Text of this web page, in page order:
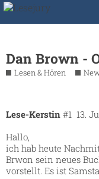
Dan Brown -
Lesen & Hören
Lese-Kerstin 13.
#1
Hallo,
ich hab heute
Brwon sein neues
vorstellt. Es ist